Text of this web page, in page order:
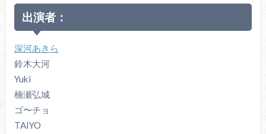
出演者：
深河あきら
鈴木大河
Yuki
楠瀬弘城
ゴ〜チョ
TAIYO